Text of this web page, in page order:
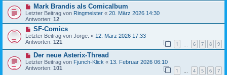
Mark Brandis als Comicalbum
Letzter Beitrag von Ringmeister « 20. März 2026 14:30
Antworten: 12
SF-Comics
Letzter Beitrag von Jorge. « 12. März 2026 17:33
Antworten: 121 1 6 7 8 9
Der neue Asterix-Thread
Letzter Beitrag von Fjunch-Klick « 13. Februar 2026 06:10
Antworten: 101 1 … 4 5 6 7